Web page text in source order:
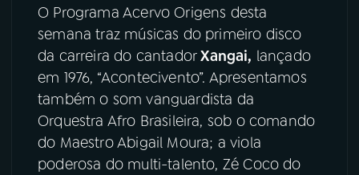
04PROGRAMAS
PODCASTS
06 VIDEOCASTS
O Programa Acervo Origens desta
semana traz músicas do primeiro disco
da carreira do cantadorXangai, lançado
em 1976, “Acontecivento”. Apresentamos
também o som vanguardista da
Orquestra Afro Brasileira, sob o comando
do Maestro Abigail Moura; a viola
poderosa do multi-talento, Zé Coco do